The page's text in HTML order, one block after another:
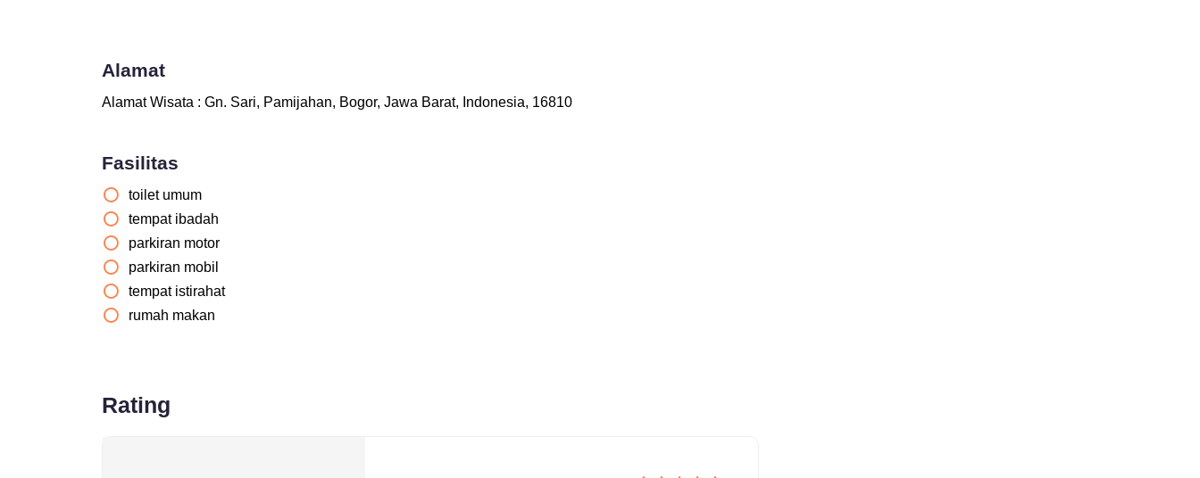
Alamat
Alamat Wisata : Gn. Sari, Pamijahan, Bogor, Jawa Barat, Indonesia, 16810
Fasilitas
toilet umum
tempat ibadah
parkiran motor
parkiran mobil
tempat istirahat
rumah makan
Rating